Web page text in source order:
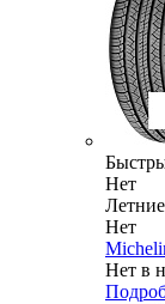
Нет
Летние
Нет
Нет в